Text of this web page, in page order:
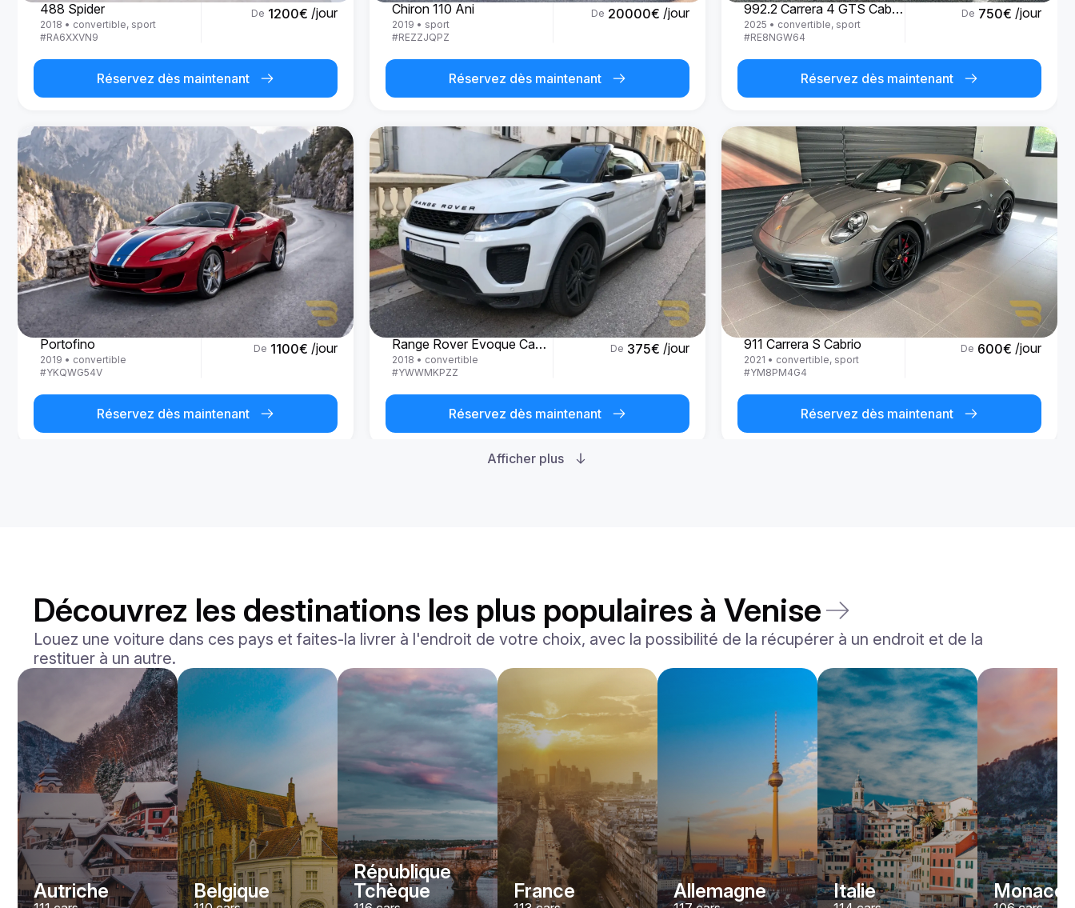
488 Spider
2018 • convertible, sport
#RA6XXVN9
De 1200€ /jour
Réservez dès maintenant
Chiron 110 Ani
2019 • sport
#REZZJQPZ
De 20000€ /jour
Réservez dès maintenant
992.2 Carrera 4 GTS Cabrio '25
2025 • convertible, sport
#RE8NGW64
De 750€ /jour
Réservez dès maintenant
Ferrari
Portofino
2019 • convertible
#YKQWG54V
De 1100€ /jour
Réservez dès maintenant
Land Rover
Range Rover Evoque Cabrio
2018 • convertible
#YWWMKPZZ
De 375€ /jour
Réservez dès maintenant
Porsche
911 Carrera S Cabrio
2021 • convertible, sport
#YM8PM4G4
De 600€ /jour
Réservez dès maintenant
Mercedes Benz
Maybach S-klasse 580
De 750€ /jour
Réservez dès maintenant
F8 Spider
2022
convertible, sport
€
Réservez dès maintenant
convertible
YJPXZKDA
De 2200
Réservez dès maintenant
Afficher plus
Découvrez les destinations les plus populaires à Venise
Louez une voiture dans ces pays et faites-la livrer à l'endroit de votre choix, avec la possibilité de la récupérer à un endroit et de la
restituer à un autre.
Autriche Belgique
République
Tchèque
France Allemagne Italie Monaco